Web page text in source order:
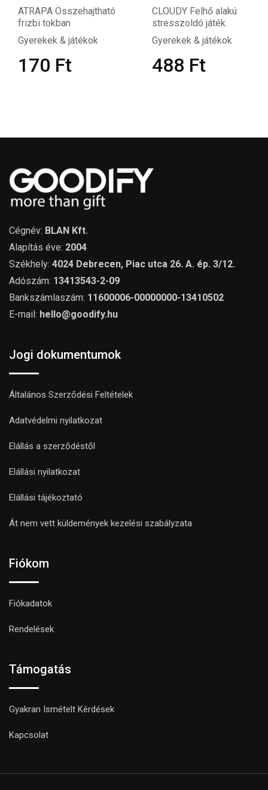
ATRAPA Összehajtható
frizbi tokban
Gyerekek & játékok
170 Ft
CLOUDY Felhő alakú
stresszoldó játék
Gyerekek & játékok
488 Ft
Cégnév: BLAN Kft.
Alapítás éve: 2004
Székhely: 4024 Debrecen, Piac utca 26. A. ép. 3/12.
Adószám: 13413543-2-09
Bankszámlaszám: 11600006-00000000-13410502
E-mail: hello@goodify.hu
Jogi dokumentumok
Általános Szerződési Feltételek
Adatvédelmi nyilatkozat
Elállás a szerződéstől
Elállási nyilatkozat
Elállási tájékoztató
Át nem vett küldemények kezelési szabályzata
Fiókom
Fiókadatok
Rendelések
Támogatás
Gyakran Ismételt Kérdések
Kapcsolat